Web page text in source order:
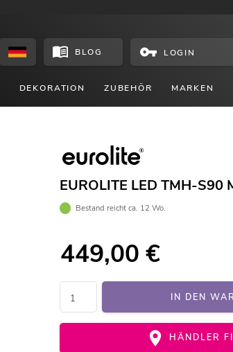
BLOG LOGIN
DEKORATION ZUBEHÖR MARKEN
EUROLITE LED TMH-
Bestand reicht ca. 12 Wo.
449,00 €
IN DEN
HÄNDLER